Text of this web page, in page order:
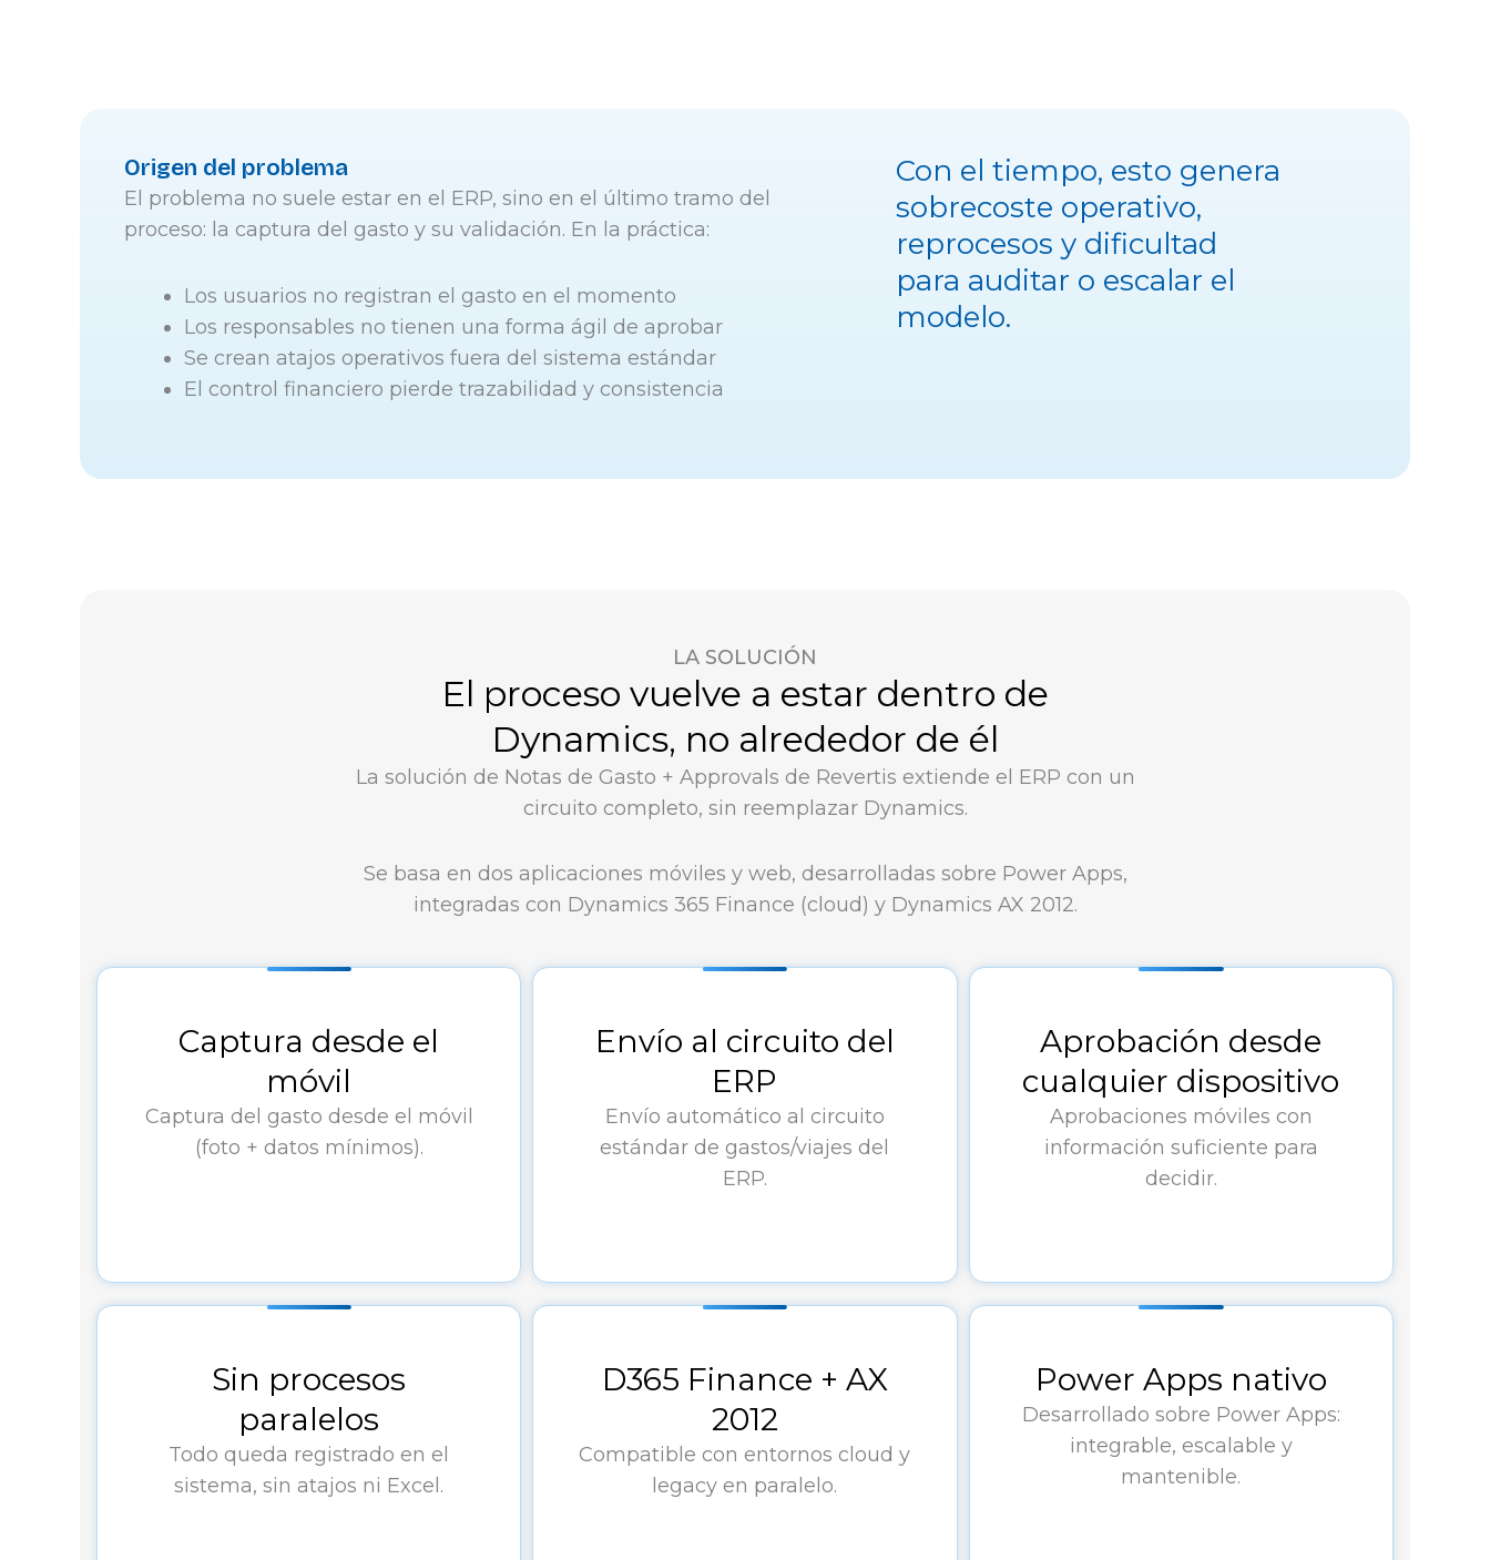
Origen del problema
El problema no suele estar en el ERP, sino en el último tramo del
proceso: la captura del gasto y su validación. En la práctica:
Los usuarios no registran el gasto en el momento
Los responsables no tienen una forma ágil de aprobar
Se crean atajos operativos fuera del sistema estándar
El control financiero pierde trazabilidad y consistencia
Con el tiempo, esto genera
sobrecoste operativo,
reprocesos y dificultad
para auditar o escalar el
modelo.
LA SOLUCIÓN
El proceso vuelve a estar dentro de
Dynamics, no alrededor de él
La solución de Notas de Gasto + Approvals de Revertis extiende el ERP con un
circuito completo, sin reemplazar Dynamics.
Se basa en dos aplicaciones móviles y web, desarrolladas sobre Power Apps,
integradas con Dynamics 365 Finance (cloud) y Dynamics AX 2012.
Captura desde el
móvil
Captura del gasto desde el móvil
(foto + datos mínimos).
Envío al circuito del
ERP
Envío automático al circuito
estándar de gastos/viajes del
ERP.
Aprobación desde
cualquier dispositivo
Aprobaciones móviles con
información suficiente para
decidir.
Sin procesos
paralelos
Todo queda registrado en el
sistema, sin atajos ni Excel.
D365 Finance + AX
2012
Compatible con entornos cloud y
legacy en paralelo.
Power Apps nativo
Desarrollado sobre Power Apps:
integrable, escalable y
mantenible.